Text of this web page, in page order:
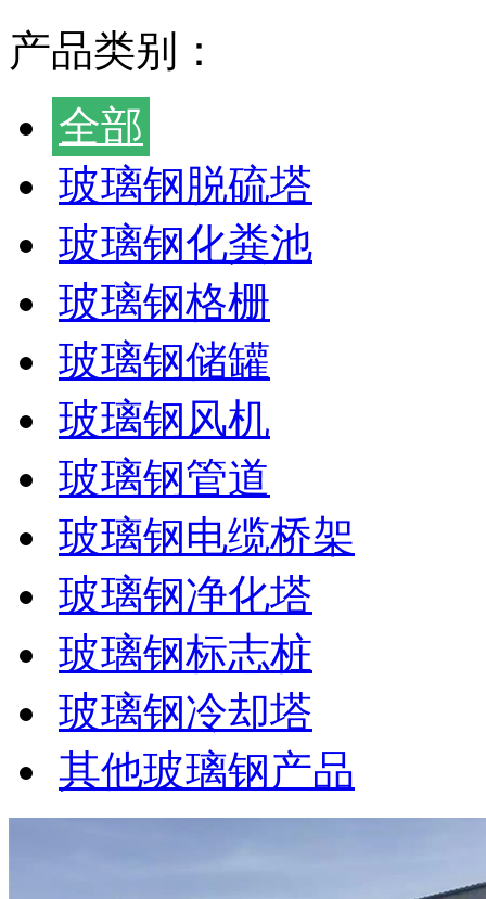
产品类别：
全部
玻璃钢脱硫塔
玻璃钢化粪池
玻璃钢格栅
玻璃钢储罐
玻璃钢风机
玻璃钢管道
玻璃钢电缆桥架
玻璃钢净化塔
玻璃钢标志桩
玻璃钢冷却塔
其他玻璃钢产品